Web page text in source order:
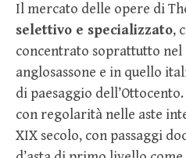
Il mercato delle opere di
selettivo e specializzato,
concentrato soprattutto nel
anglosassone e in quello
di paesaggio
con regolarità nelle aste
XIX secolo, con passaggi